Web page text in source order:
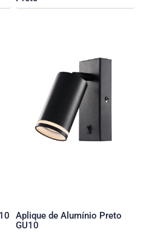
Aplique de Alumínio Preto
GU10